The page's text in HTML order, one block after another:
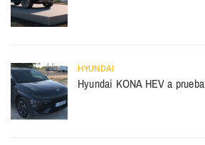
HYUNDAI
Hyundai KONA HEV a prueba